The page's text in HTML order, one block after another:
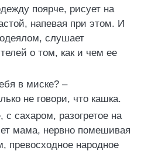
поярче, рисует на
напевая при этом. И
слушает
о том, как и чем ее
в миске? –
не говори, что кашка.
сахаром, разогретое на
мама, нервно помешивая
превосходное народное